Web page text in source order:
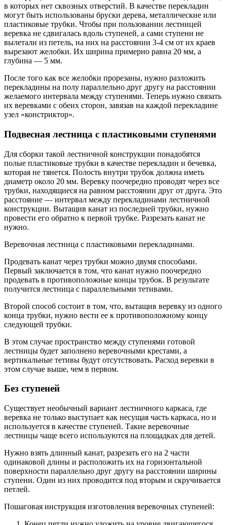
в которых нет сквозных отверстий. В качестве перекладин
могут быть использованы бруски дерева, металлические или
пластиковые трубки. Чтобы при пользовании лестницей
веревка не сдвигалась вдоль ступеней, а сами ступени не
вылетали из петель, на них на расстоянии 3-4 см от их краев
вырезают желобки. Их ширина примерно равна 20 мм, а
глубина — 5 мм.
После того как все желобки прорезаны, нужно разложить
перекладины на полу параллельно друг другу на расстоянии
желаемого интервала между ступенями. Теперь нужно связать
их веревками с обеих сторон, завязав на каждой перекладине
узел «констриктор».
Подвесная лестница с пластиковыми ступенями
Для сборки такой лестничной конструкции понадобятся
полые пластиковые трубки в качестве перекладин и бечевка,
которая не тянется. Полость внутри трубок должна иметь
диаметр около 20 мм. Веревку поочередно проводят через все
трубки, находящиеся на равном расстоянии друг от друга. Это
расстояние — интервал между перекладинами лестничной
конструкции. Вытащив канат из последней трубки, нужно
провести его обратно к первой трубке. Разрезать канат не
нужно.
Веревочная лестница с пластиковыми перекладинами.
Продевать канат через трубки можно двумя способами.
Первый заключается в том, что канат нужно поочередно
продевать в противоположные концы трубок. В результате
получится лестница с параллельными тетивами.
Второй способ состоит в том, что, вытащив веревку из одного
конца трубки, нужно вести ее к противоположному концу
следующей трубки.
В этом случае пространство между ступенями готовой
лестницы будет заполнено веревочными крестами, а
вертикальные тетивы будут отсутствовать. Расход веревки в
этом случае выше, чем в первом.
Без ступеней
Существует необычный вариант лестничного каркаса, где
веревка не только выступает как несущая часть каркаса, но и
используется в качестве ступеней. Такие веревочные
лестницы чаще всего используются на площадках для детей.
Нужно взять длинный канат, разрезать его на 2 части
одинаковой длины и расположить их на горизонтальной
поверхности параллельно друг другу на расстоянии ширины
ступени. Один из них проводится под вторым и скручивается
петлей.
Пошаговая инструкция изготовления веревочных ступеней: